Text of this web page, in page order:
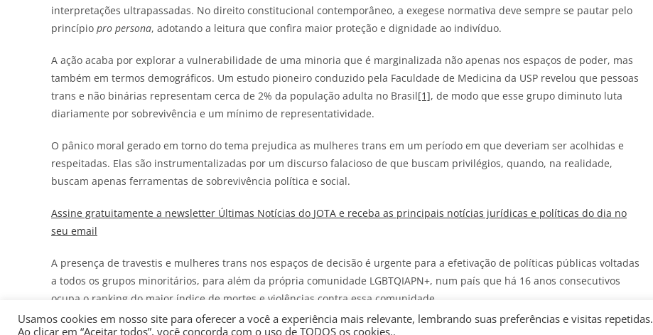
interpretações ultrapassadas. No direito constitucional contemporâneo, a exegese normativa deve sempre se pautar pelo
princípio pro persona, adotando a leitura que confira maior proteção e dignidade ao indivíduo.
A ação acaba por explorar a vulnerabilidade de uma minoria que é marginalizada não apenas nos espaços de poder, mas
também em termos demográficos. Um estudo pioneiro conduzido pela Faculdade de Medicina da USP revelou que pessoas
trans e não binárias representam cerca de 2% da população adulta no Brasil[1], de modo que esse grupo diminuto luta
diariamente por sobrevivência e um mínimo de representatividade.
O pânico moral gerado em torno do tema prejudica as mulheres trans em um período em que deveriam ser acolhidas e
respeitadas. Elas são instrumentalizadas por um discurso falacioso de que buscam privilégios, quando, na realidade,
buscam apenas ferramentas de sobrevivência política e social.
Assine gratuitamente a newsletter Últimas Notícias do JOTA e receba as principais notícias jurídicas e políticas do dia no
seu email
A presença de travestis e mulheres trans nos espaços de decisão é urgente para a efetivação de políticas públicas voltadas
a todos os grupos minoritários, para além da própria comunidade LGBTQIAPN+, num país que há 16 anos consecutivos
ocupa o ranking do maior índice de mortes e violências contra essa comunidade.
O STF tem agora a oportunidade de afastar uma interpretação que representa um nítido retrocesso social. Para isso, basta
Usamos cookies em nosso site para oferecer a você a experiência mais relevante, lembrando suas preferências e visitas repetidas.
Ao clicar em “Aceitar todos”, você concorda com o uso de TODOS os cookies..